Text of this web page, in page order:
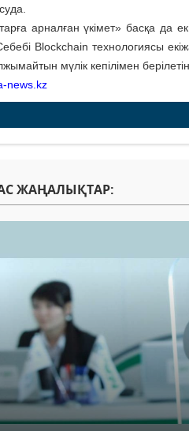
арналған үкімет» басқа да
Blockchain технологиясы
мүлік кепілімен
news.kz
ЖАҢАЛЫҚТАР: